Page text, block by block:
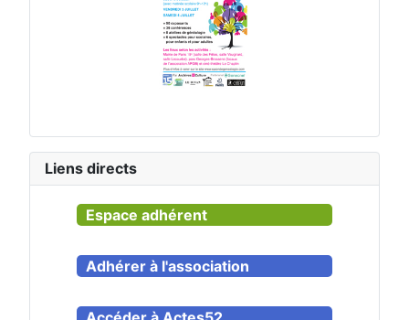
Liens directs
Espace adhérent
Adhérer à l'association